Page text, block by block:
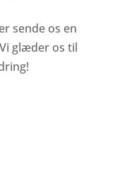
sende os en
glæder os til